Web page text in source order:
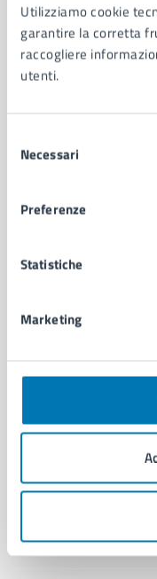
Utilizziamo cookie
garantire la corretta
raccogliere
utenti.
delNecessari
Preferenze
Statistiche
Marketing
AMMINISTRAZIONE
Aree amministrative
Organi di governo
Enti e fondazioni
Documenti e dati
Ambiente
Educazione e
Giustizia e sicurezza
Salute, benessere e
Vita lavorativa